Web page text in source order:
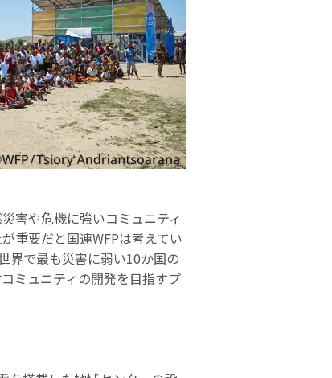
害や危機に強いコミュニティ
重要だと国連WFPは考えてい
界で最も災害に弱い10か国の
ミュニティの開発を目指すプ